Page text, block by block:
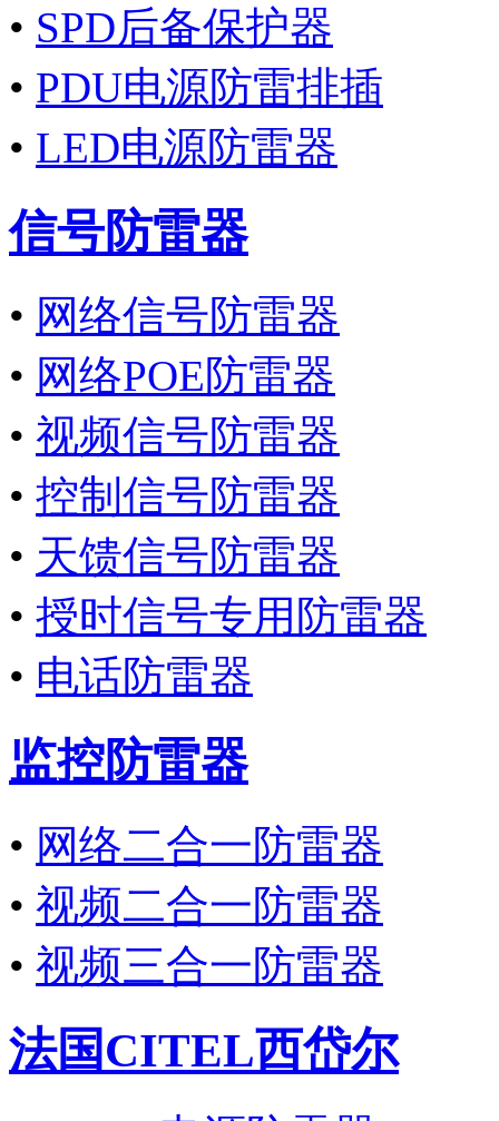
• SPD后备保护器
• PDU电源防雷排插
• LED电源防雷器
信号防雷器
• 网络信号防雷器
• 网络POE防雷器
• 视频信号防雷器
• 控制信号防雷器
• 天馈信号防雷器
• 授时信号专用防雷器
• 电话防雷器
监控防雷器
• 网络二合一防雷器
• 视频二合一防雷器
• 视频三合一防雷器
法国CITEL西岱尔